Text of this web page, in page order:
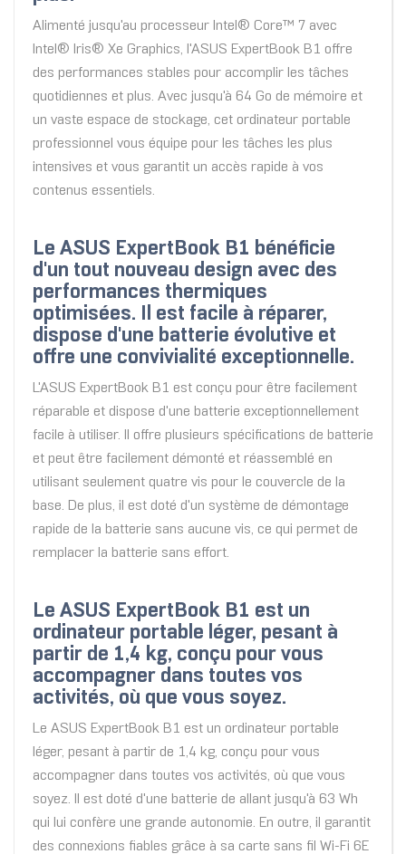
Alimenté jusqu'au processeur Intel® Core™ 7 avec
Intel® Iris® Xe Graphics, l'ASUS ExpertBook B1 offre
des performances stables pour accomplir les tâches
quotidiennes et plus. Avec jusqu'à 64 Go de mémoire et
un vaste espace de stockage, cet ordinateur portable
professionnel vous équipe pour les tâches les plus
intensives et vous garantit un accès rapide à vos
contenus essentiels.
Le ASUS ExpertBook B1 bénéficie
d'un tout nouveau design avec des
performances thermiques
optimisées. Il est facile à réparer,
dispose d'une batterie évolutive et
offre une convivialité exceptionnelle.
L'ASUS ExpertBook B1 est conçu pour être facilement
réparable et dispose d'une batterie exceptionnellement
facile à utiliser. Il offre plusieurs spécifications de batterie
et peut être facilement démonté et réassemblé en
utilisant seulement quatre vis pour le couvercle de la
base. De plus, il est doté d'un système de démontage
rapide de la batterie sans aucune vis, ce qui permet de
remplacer la batterie sans effort.
Le ASUS ExpertBook B1 est un
ordinateur portable léger, pesant à
partir de 1,4 kg, conçu pour vous
accompagner dans toutes vos
activités, où que vous soyez.
Le ASUS ExpertBook B1 est un ordinateur portable
léger, pesant à partir de 1,4 kg, conçu pour vous
accompagner dans toutes vos activités, où que vous
soyez. Il est doté d'une batterie de allant jusqu'à 63 Wh
qui lui confère une grande autonomie. En outre, il garantit
des connexions fiables grâce à sa carte sans fil Wi-Fi 6E